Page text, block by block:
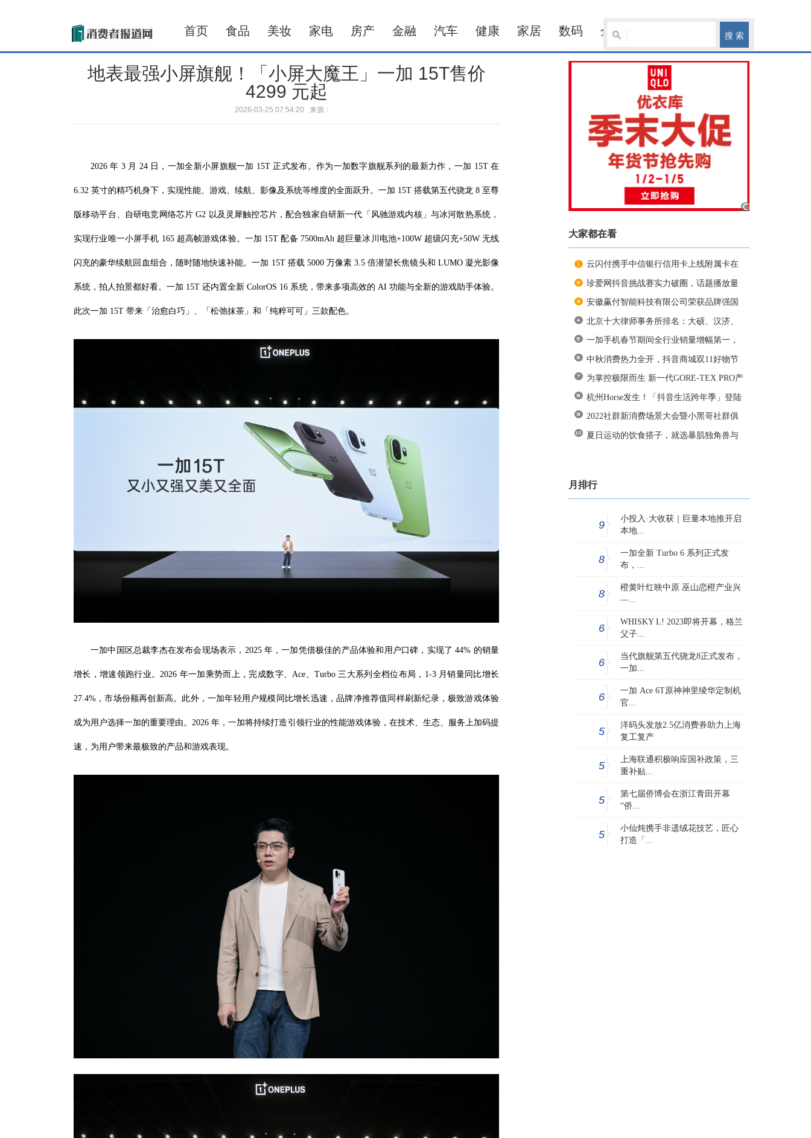
首页 食品 美妆 家电 房产 金融 汽车 健康 家居 数码 企业
地表最强小屏旗舰！「小屏大魔王」一加 15T售价
4299 元起
2026-03-25 07:54:20 来源：
2026 年 3 月 24 日，一加全新小屏旗舰一加 15T 正式发布。作为一加数字旗舰系列的最新力作，一加 15T 在
6.32 英寸的精巧机身下，实现性能、游戏、续航、影像及系统等维度的全面跃升。一加 15T 搭载第五代骁龙 8 至尊
版移动平台、自研电竞网络芯片 G2 以及灵犀触控芯片，配合独家自研新一代「风驰游戏内核」与冰河散热系统，
实现行业唯一小屏手机 165 超高帧游戏体验。一加 15T 配备 7500mAh 超巨量冰川电池+100W 超级闪充+50W 无线
闪充的豪华续航回血组合，随时随地快速补能。一加 15T 搭载 5000 万像素 3.5 倍潜望长焦镜头和 LUMO 凝光影像
系统，拍人拍景都好看。一加 15T 还内置全新 ColorOS 16 系统，带来多项高效的 AI 功能与全新的游戏助手体验。
此次一加 15T 带来「治愈白巧」、「松弛抹茶」和「纯粹可可」三款配色。
一加中国区总裁李杰在发布会现场表示，2025 年，一加凭借极佳的产品体验和用户口碑，实现了 44% 的销量
增长，增速领跑行业。2026 年一加乘势而上，完成数字、Ace、Turbo 三大系列全档位布局，1-3 月销量同比增长
27.4%，市场份额再创新高。此外，一加年轻用户规模同比增长迅速，品牌净推荐值同样刷新纪录，极致游戏体验
成为用户选择一加的重要理由。2026 年，一加将持续打造引领行业的性能游戏体验，在技术、生态、服务上加码提
速，为用户带来最极致的产品和游戏表现。
大家都在看
云闪付携手中信银行信用卡上线附属卡在
珍爱网抖音挑战赛实力破圈，话题播放量
安徽赢付智能科技有限公司荣获品牌强国
北京十大律师事务所排名：大硕、汉济、
一加手机春节期间全行业销量增幅第一，
中秋消费热力全开，抖音商城双11好物节
为掌控极限而生 新一代GORE-TEX PRO产
杭州Horse发生！「抖音生活跨年季」登陆
2022社群新消费场景大会暨小黑哥社群俱
夏日运动的饮食搭子，就选暴肌独角兽与
月排行
9
小投入·大收获｜巨量本地推开启
本地...
8
一加全新 Turbo 6 系列正式发
布，...
8
橙黄叶红映中原 巫山恋橙产业兴
—...
6
WHISKY L! 2023即将开幕，格兰
父子...
6
当代旗舰第五代骁龙8正式发布，
一加...
6
一加 Ace 6T原神神里绫华定制机
官...
5
洋码头发放2.5亿消费券助力上海
复工复产
5
上海联通积极响应国补政策，三
重补贴...
5
第七届侨博会在浙江青田开幕
“侨...
5
小仙炖携手非遗绒花技艺，匠心
打造「...